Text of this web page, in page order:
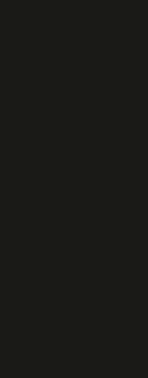
Brenner voltou a
na noite
que o Atlético-
qualquer
Fizemos
do Moisés…
é levantar a
Brasileiro –
na